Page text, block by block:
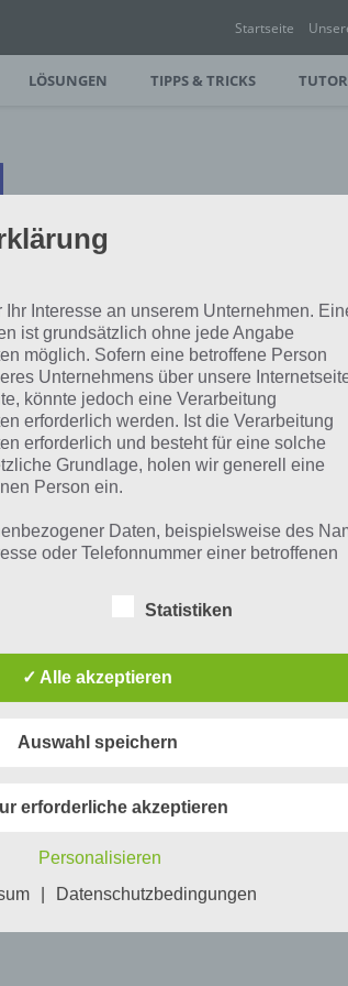
Startseite
LÖSUNGEN TIPPS & TRICKS
Interesse an unserem Unternehmen.
ist grundsätzlich ohne jede Angabe
möglich. Sofern eine betroffene Person
Unternehmens über unsere
könnte jedoch eine Verarbeitung
erforderlich werden. Ist die Verarbeitung
erforderlich und besteht für eine solche
Grundlage, holen wir generell eine
Person ein.
Daten, beispielsweise des
oder Telefonnummer einer betroffenen
Mittels dieser Datenschutzerklärung
betroffene Personen mittels dieser
die ihnen zustehenden Rechte
Verantwortlicher zahlreiche
sicherzustellen. Dennoch können
Schutz nicht gewährleistet werden
jeder betroffenen Person frei,
auch auf alternativen Wegen,
Statistiken
✓ Alle akzeptieren
Auswahl speichern
erforderliche akzeptieren
Personalisieren
Datenschutzbedingungen